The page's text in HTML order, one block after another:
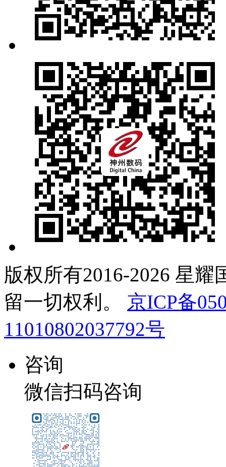
版权所有2016-2026 星耀
留一切权利。
京ICP备
11010802037792号
咨询
微信扫码咨询